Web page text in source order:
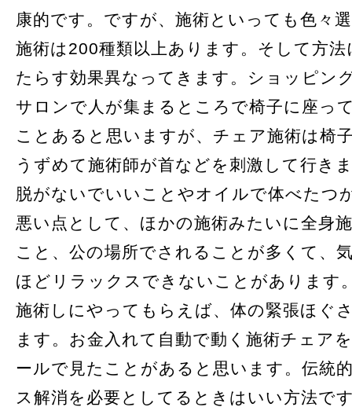
康的です。ですが、施術といっても色々
施術は200種類以上あります。そして方
たらす効果異なってきます。ショッピン
サロンで人が集まるところで椅子に座っ
ことあると思いますが、チェア施術は椅
うずめて施術師が首などを刺激して行き
脱がないでいいことやオイルで体べたつ
悪い点として、ほかの施術みたいに全身
こと、公の場所でされることが多くて、
ほどリラックスできないことがあります
施術しにやってもらえば、体の緊張ほぐ
ます。お金入れて自動で動く施術チェア
ールで見たことがあると思います。伝統
ス解消を必要としてるときはいい方法で